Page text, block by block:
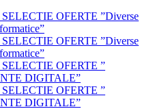
OFERTE ”Diverse
OFERTE ”Diverse
OFERTE ”
DIGITALE”
OFERTE ”
DIGITALE”